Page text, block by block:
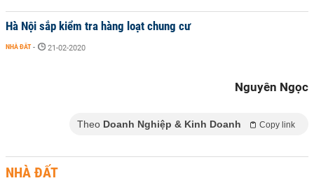
Hà Nội sắp kiểm tra hàng loạt chung cư
NHÀ ĐẤT - 21-02-2020
Nguyên Ngọc
Theo Doanh Nghiệp & Kinh Doanh Copy link
NHÀ ĐẤT